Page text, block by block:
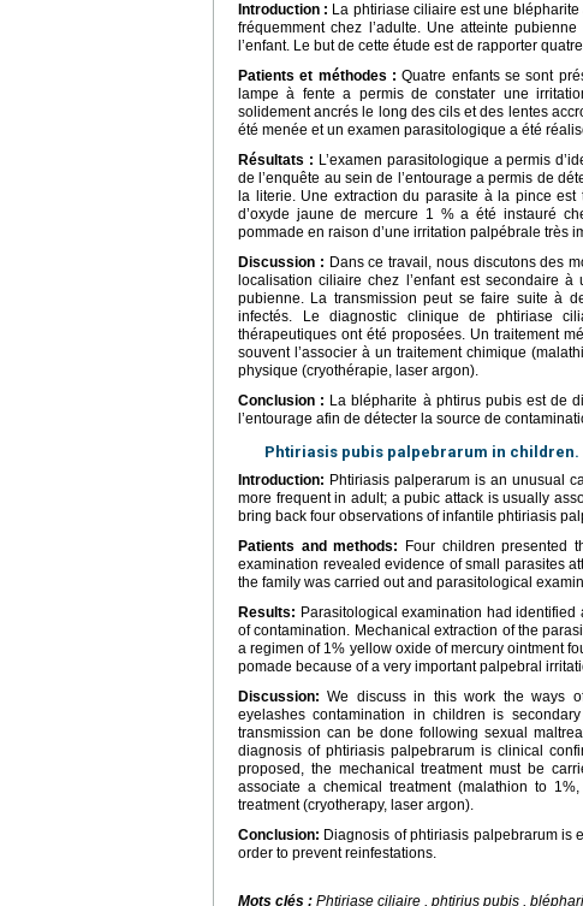
Introduction : La phtiriase ciliaire est une blépharite
fréquemment chez l’adulte. Une atteinte
l’enfant. Le but de cette étude est de rapporter
Patients et méthodes : Quatre enfants se sont
lampe à fente a permis de constater une
solidement ancrés le long des cils et des lentes
été menée et un examen parasitologique a été
Résultats : L’examen parasitologique a permis
de l’enquête au sein de l’entourage a permis de
la literie. Une extraction du parasite à la pince
d’oxyde jaune de mercure 1 % a été instauré
pommade en raison d’une irritation palpébrale très
Discussion : Dans ce travail, nous discutons des
localisation ciliaire chez l’enfant est secondaire
pubienne. La transmission peut se faire suite à
infectés. Le diagnostic clinique de phtiriase
thérapeutiques ont été proposées. Un traitement
souvent l’associer à un traitement chimique
physique (cryothérapie, laser argon).
Conclusion : La blépharite à phtirus pubis est de
l’entourage afin de détecter la source de
Phtiriasis pubis palpebrarum in children.
Introduction: Phtiriasis palperarum is an unusual
more frequent in adult; a pubic attack is usually
bring back four observations of infantile phtiriasis
Patients and methods: Four children presented
examination revealed evidence of small parasites
the family was carried out and parasitological
Results: Parasitological examination had
of contamination. Mechanical extraction of the
a regimen of 1% yellow oxide of mercury ointment
pomade because of a very important palpebral
Discussion: We discuss in this work the ways
eyelashes contamination in children is
transmission can be done following sexual
diagnosis of phtiriasis palpebrarum is clinical
proposed, the mechanical treatment must be
associate a chemical treatment (malathion to
treatment (cryotherapy, laser argon).
Conclusion: Diagnosis of phtiriasis palpebrarum is
order to prevent reinfestations.
Mots clés : Phtiriase ciliaire , phtirius pubis ,